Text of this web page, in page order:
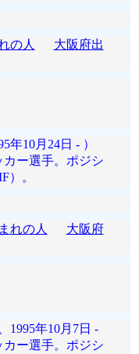
の人
大阪府出
年10月24日 - ）
ー選手。ポジシ
）。
れの人
大阪府
1995年10月7日 -
ー選手。ポジシ